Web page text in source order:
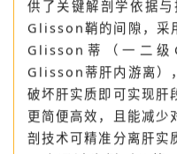
术分离入路，能够清
（Glisson蒂）与流出
供了关键解剖学依据
Glisson鞘的间隙，采
Glisson蒂（一二
Glisson蒂肝内游离）
破坏肝实质即可实现肝